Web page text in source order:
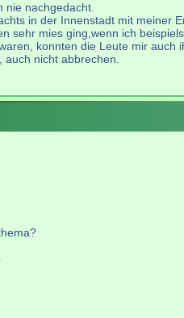
nie nachgedacht.
in der Innenstadt mit meiner
sehr mies ging,wenn ich
konnten die Leute mir auch
nicht abbrechen.